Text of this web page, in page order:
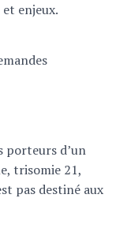
enjeux.
porteurs d’un
trisomie 21,
pas destiné aux